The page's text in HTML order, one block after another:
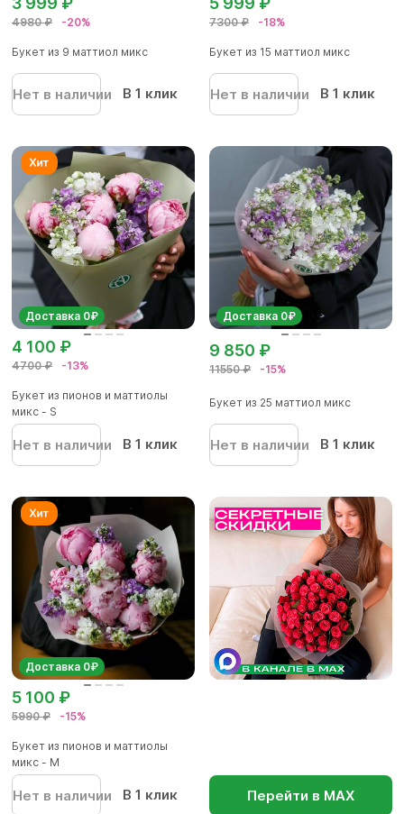
4980 ₽ -20%
Букет из 9 маттиол микс
Нет в наличии В 1 клик
7300 ₽ -18%
Букет из 15 маттиол микс
Нет в наличии В 1 клик
Доставка 0₽
4700 ₽ -13%
4 100 ₽
Букет из пионов и маттиолы
микс - S
Нет в наличии В 1 клик
Доставка 0₽
11550 ₽ -15%
9 850 ₽
Букет из 25 маттиол микс
Нет в наличии В 1 клик
Доставка 0₽
5990 ₽ -15%
5 100 ₽
Букет из пионов и маттиолы
микс - M
Нет в наличии В 1 клик Перейти в МАХ